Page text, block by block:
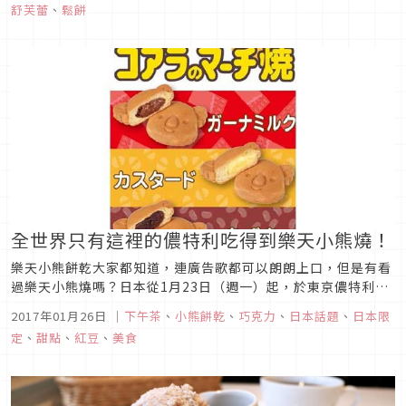
舒芙蕾 、 鬆餅
全世界只有這裡的儂特利吃得到樂天小熊燒！
樂天小熊餅乾大家都知道，連廣告歌都可以朗朗上口，但是有看
過樂天小熊燒嗎？日本從1月23日（週一）起，於東京儂特利速
食店中野Sunmall店，獨家販售3種口味（加納牛奶巧克力、奶
黃、紅豆）的「樂天小熊燒」。
2017年01月26日 ｜ 下午茶 、 小熊餅乾 、 巧克力 、 日本話題 、 日本限
定 、 甜點 、 紅豆 、 美食